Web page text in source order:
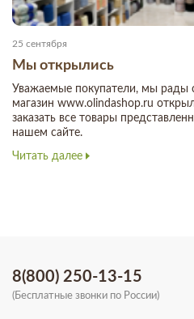
25 сентября
Мы открылись
Уважаемые покупатели, мы рады
магазин www.olindashop.ru
заказать все товары
нашем сайте.
Читать далее
8(800) 250-13-15
(Бесплатные звонки по России)